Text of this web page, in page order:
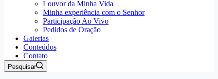
Louvor da Minha Vida
Minha experiência com o Senhor
Participação Ao Vivo
Pedidos de Oração
Galerias
Conteúdos
Contato
Pesquisar